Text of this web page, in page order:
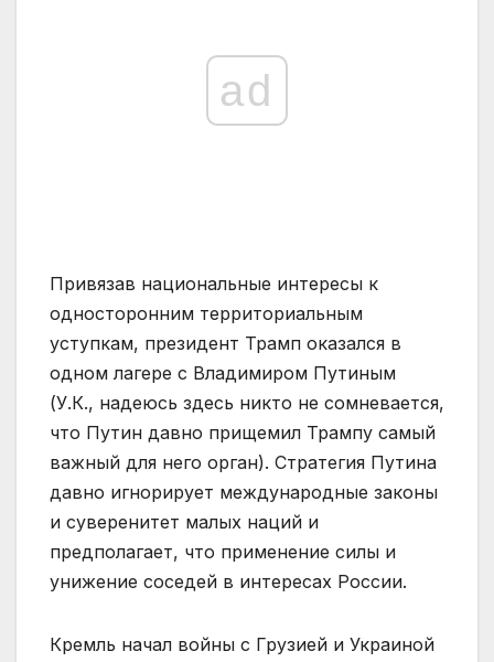
ad
Привязав национальные интересы к
односторонним территориальным
уступкам, президент Трамп оказался в
одном лагере с Владимиром Путиным
(У.К., надеюсь здесь никто не сомневается,
что Путин давно прищемил Трампу самый
важный для него орган). Стратегия Путина
давно игнорирует международные законы
и суверенитет малых наций и
предполагает, что применение силы и
унижение соседей в интересах России.
Кремль начал войны с Грузией и Украиной